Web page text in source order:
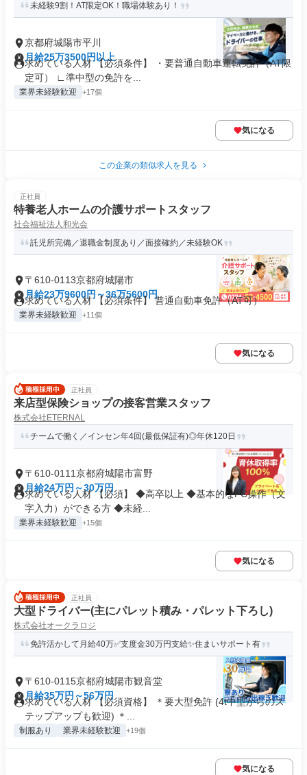
未経験9割！AT限定OK！職場体験あり！
京都府城陽市平川
月給25万3500円以上
求めている人材 【必須条件】 ・要普通自動車運転免許（AT限
定可） ∟準中型の免許を...
業界未経験歓迎 +17個
気になる
この企業の類似求人を見る
正社員
特養老人ホームの介護サポートスタッフ
社会福祉法人和光会
託児所完備／退職金制度あり／面接確約／未経験OK
〒610-0113京都府城陽市
月給23万9600円～36万5600円
求めている人材 【必須条件】 普通自動車免許（AT可）
業界未経験歓迎 +11個
気になる
正社員
来店型保険ショップの接客営業スタッフ
株式会社ETERNAL
チームで働く／インセン年4回(最低保証有)◎年休120日
〒610-0111京都府城陽市富野
月給24万円～30万円
求めている人材 【必須】 ◆高卒以上 ◆基本的なPC操作（文
字入力）ができる方 ◆未経...
業界未経験歓迎 +15個
気になる
正社員
大型ドライバー(主にパレット積み・パレット下ろし)
株式会社オークラロジ
免許活かして月給40万✅支度金30万円支給✨住まいサポート有
〒610-0115京都府城陽市観音堂
月給35万円～56万円
求めている人材 【必須資格】 ＊要大型免許 (4t中型からのス
テップアップも歓迎) ＊...
制服あり 業界未経験歓迎 +19個
気になる